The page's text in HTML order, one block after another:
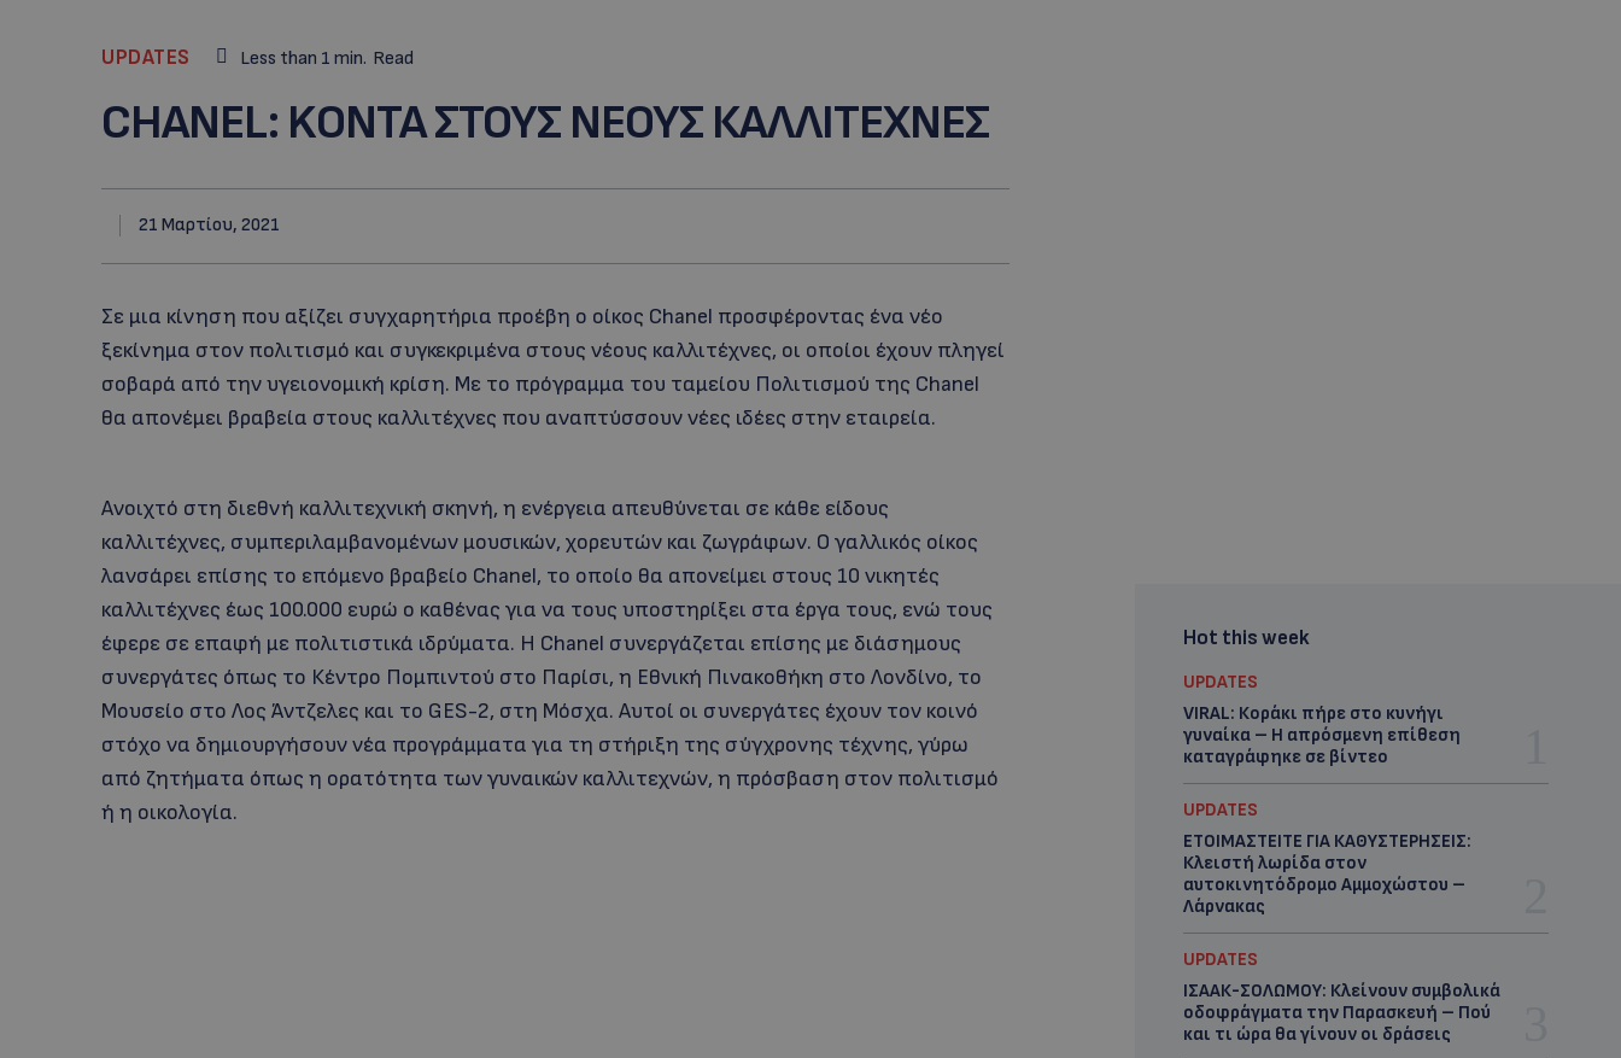
UPDATES Less than 1 min. Read
CHANEL: KΟΝΤΑ ΣΤΟΥΣ ΝΕΟΥΣ ΚΑΛΛΙΤΕΧΝΕΣ
21 Μαρτίου, 2021
Σε μια κίνηση που αξίζει συγχαρητήρια προέβη ο οίκος Chanel προσφέροντας ένα νέο
ξεκίνημα στον πολιτισμό και συγκεκριμένα στους νέους καλλιτέχνες, οι οποίοι έχουν πληγεί
σοβαρά από την υγειονομική κρίση. Με το πρόγραμμα του ταμείου Πολιτισμού της Chanel
θα απονέμει βραβεία στους καλλιτέχνες που αναπτύσσουν νέες ιδέες στην εταιρεία.
Ανοιχτό στη διεθνή καλλιτεχνική σκηνή, η ενέργεια απευθύνεται σε κάθε είδους
καλλιτέχνες, συμπεριλαμβανομένων μουσικών, χορευτών και ζωγράφων. Ο γαλλικός οίκος
λανσάρει επίσης το επόμενο βραβείο Chanel, το οποίο θα απονείμει στους 10 νικητές
καλλιτέχνες έως 100.000 ευρώ ο καθένας για να τους υποστηρίξει στα έργα τους, ενώ τους
έφερε σε επαφή με πολιτιστικά ιδρύματα. Η Chanel συνεργάζεται επίσης με διάσημους
συνεργάτες όπως το Κέντρο Πομπιντού στο Παρίσι, η Εθνική Πινακοθήκη στο Λονδίνο, το
Μουσείο στο Λος Άντζελες και το GES-2, στη Μόσχα. Αυτοί οι συνεργάτες έχουν τον κοινό
στόχο να δημιουργήσουν νέα προγράμματα για τη στήριξη της σύγχρονης τέχνης, γύρω
από ζητήματα όπως η ορατότητα των γυναικών καλλιτεχνών, η πρόσβαση στον πολιτισμό
ή η οικολογία.
Hot this week
UPDATES
VIRAL: Κοράκι πήρε στο κυνήγι
γυναίκα – Η απρόσμενη επίθεση
καταγράφηκε σε βίντεο
UPDATES
ΕΤΟΙΜΑΣΤΕΙΤΕ ΓΙΑ ΚΑΘΥΣΤΕΡΗΣΕΙΣ:
Κλειστή λωρίδα στον
αυτοκινητόδρομο Αμμοχώστου –
Λάρνακας
UPDATES
ΙΣΑΑΚ-ΣΟΛΩΜΟΥ: Κλείνουν συμβολικά
οδοφράγματα την Παρασκευή – Πού
και τι ώρα θα γίνουν οι δράσεις